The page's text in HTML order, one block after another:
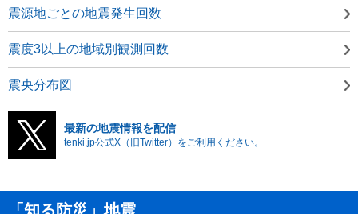
震源地ごとの地震発生回数
震度3以上の地域別観測回数
震央分布図
最新の地震情報を配信
tenki.jp公式X（旧Twitter）をご利用ください。
「知る防災」地震